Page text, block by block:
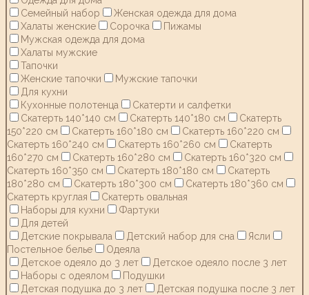
Семейный набор
Женская одежда для дома
Халаты женские
Сорочка
Пижамы
Мужская одежда для дома
Халаты мужские
Тапочки
Женские тапочки
Мужские тапочки
Для кухни
Кухонные полотенца
Скатерти и салфетки
Скатерть 140*140 см
Скатерть 140*180 см
Скатерть
150*220 см
Скатерть 160*180 см
Скатерть 160*220 см
Скатерть 160*240 см
Скатерть 160*260 см
Скатерть
160*270 см
Скатерть 160*280 см
Скатерть 160*320 см
Скатерть 160*350 см
Скатерть 180*180 см
Скатерть
180*280 см
Скатерть 180*300 см
Скатерть 180*360 см
Скатерть круглая
Скатерть овальная
Наборы для кухни
Фартуки
Для детей
Детские покрывала
Детский набор для сна
Ясли
Постельное белье
Одеяла
Детское одеяло до 3 лет
Детское одеяло после 3 лет
Наборы с одеялом
Подушки
Детская подушка до 3 лет
Детская подушка после 3 лет